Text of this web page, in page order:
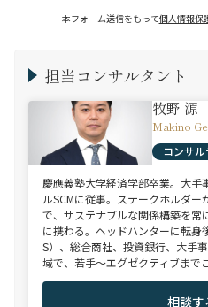
本フォーム送信をもって個人情報保
担当コンサルタント
牧野 源
Makino
コンサ
慶應義塾大学経済学部卒業。大
ルSCMに従事。ステークホルダ
で、サステナブルな関係構築を常
に携わる。ヘッドハンターに転身
S）、総合商社、投資銀行、大手
域で、若手～エグゼクティブまで
相談す